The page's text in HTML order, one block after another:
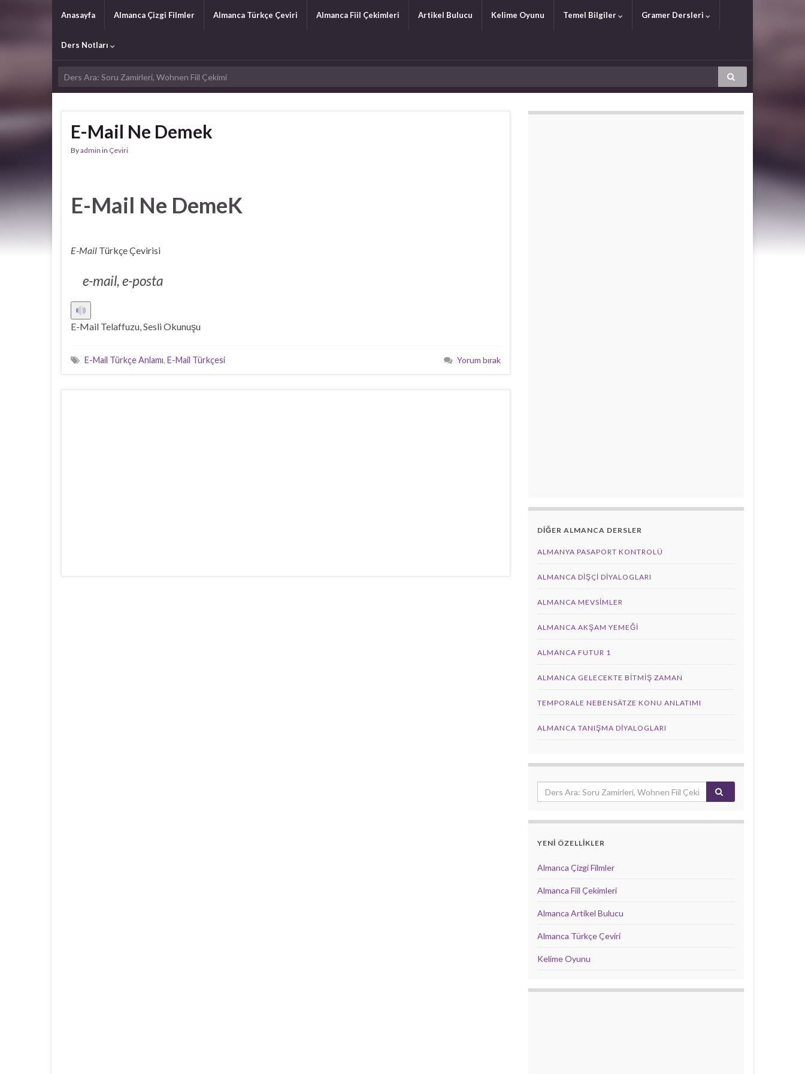
Anasayfa Almanca Çizgi Filmler Almanca Türkçe Çeviri Almanca Fiil Çekimleri Artikel Bulucu Kelime Oyunu Temel Bilgiler Gramer Dersleri
Ders Notları
E-Mail Ne Demek
Byadmin in Çeviri
E-Mail Ne DemeK
E-Mail Türkçe Çevirisi
e-mail, e-posta
E-Mail Telaffuzu, Sesli Okunuşu
E-Mail Türkçe Anlamı, E-Mail Türkçesi Yorum bırak
DİĞER ALMANCA DERSLER
ALMANYA PASAPORT KONTROLÜ
ALMANCA DIŞÇI DIYALOGLARI
ALMANCA MEVSIMLER
ALMANCA AKŞAM YEMEĞI
ALMANCA FUTUR 1
ALMANCA GELECEKTE BITMIŞ ZAMAN
TEMPORALE NEBENSÄTZE KONU ANLATIMI
ALMANCA TANIŞMA DIYALOGLARI
YENİ ÖZELLİKLER
Almanca Çizgi Filmler
Almanca Fiil Çekimleri
Almanca Artikel Bulucu
Almanca Türkçe Çeviri
Kelime Oyunu